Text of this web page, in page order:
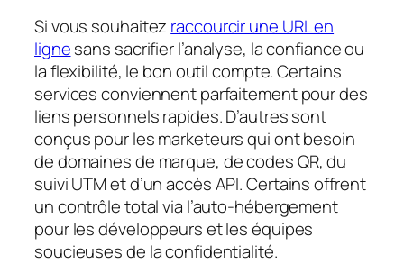
Si vous souhaitez raccourcir une URL en
lignesans sacrifier l’analyse, la confiance ou
la flexibilité, le bon outil compte. Certains
services conviennent parfaitement pour des
liens personnels rapides. D’autres sont
conçus pour les marketeurs qui ont besoin
de domaines de marque, de codes QR, du
suivi UTM et d’un accès API. Certains offrent
un contrôle total via l’auto-hébergement
pour les développeurs et les équipes
soucieuses de la confidentialité.